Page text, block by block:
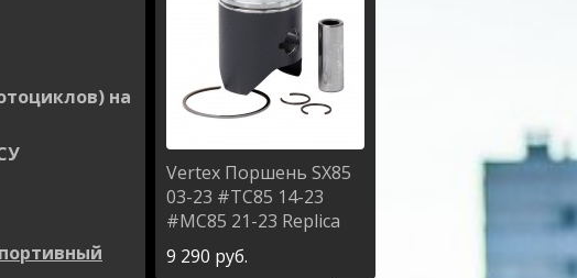
на
Vertex Поршень SX85
03-23 #TC85 14-23
#MC85 21-23 Replica
9 290 руб.